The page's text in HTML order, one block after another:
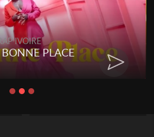
IVOIRE
PLACE